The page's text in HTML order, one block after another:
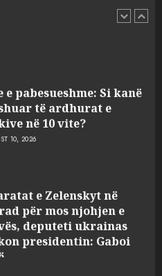
10, 2026
të ardhurat e
në 10 vite?
10, 2026
për mos njohjen e
deputeti ukrainas
presidentin: Gaboi
10, 2026